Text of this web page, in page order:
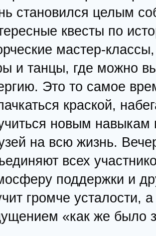
становился целым
квесты по
мастер-
и танцы, где можно
Это то самое
краской,
новым навыкам
на всю жизнь.
всех
поддержки и
громче усталости,
«как же было